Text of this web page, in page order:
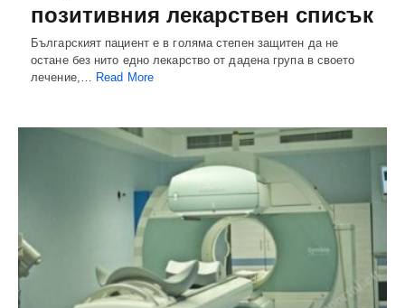
позитивния лекарствен списък
Българският пациент е в голяма степен защитен да не
остане без нито едно лекарство от дадена група в своето
лечение,… Read More